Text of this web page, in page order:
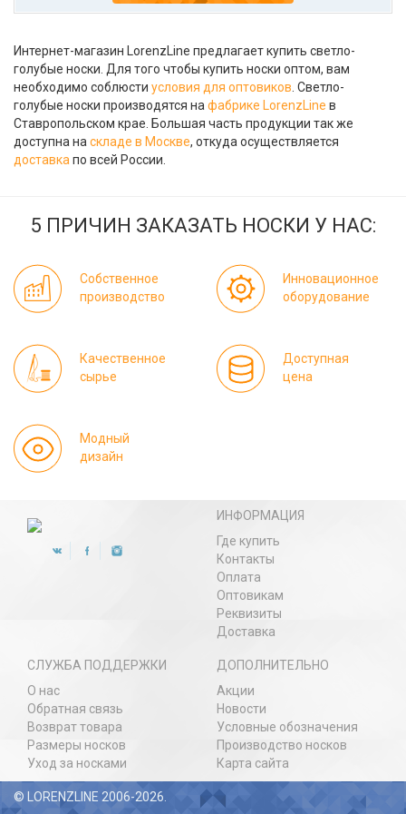
Интернет-магазин LorenzLine предлагает купить светло-
голубые носки. Для того чтобы купить носки оптом, вам
необходимо соблюсти условия для оптовиков. Светло-
голубые носки производятся нафабрике LorenzLine в
Ставропольском крае. Большая часть продукции так же
доступна наскладе в Москве, откуда осуществляется
доставкапо всей России.
5 ПРИЧИН ЗАКАЗАТЬ НОСКИ У НАС:
Собственное
производство
Инновационное
оборудование
Качественное
сырье
Доступная
цена
Модный
дизайн
ИНФОРМАЦИЯ
Где купить
Контакты
Оплата
Оптовикам
Реквизиты
Доставка
СЛУЖБА ПОДДЕРЖКИ
О нас
Обратная связь
Возврат товара
Размеры носков
Уход за носками
ДОПОЛНИТЕЛЬНО
Акции
Новости
Условные обозначения
Производство носков
Карта сайта
© LORENZLINE 2006-2026.